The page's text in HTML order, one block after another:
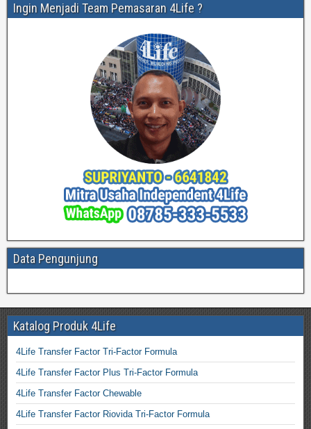
Ingin Menjadi Team Pemasaran 4Life ?
Data Pengunjung
Katalog Produk 4Life
4Life Transfer Factor Tri-Factor Formula
4Life Transfer Factor Plus Tri-Factor Formula
4Life Transfer Factor Chewable
4Life Transfer Factor Riovida Tri-Factor Formula